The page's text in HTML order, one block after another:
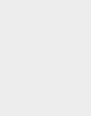
DG2008-